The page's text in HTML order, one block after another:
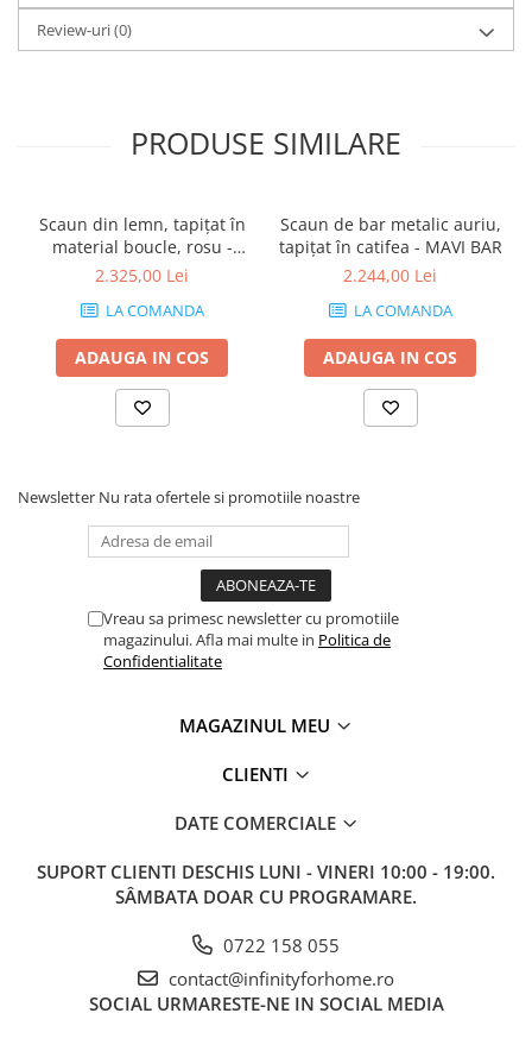
Review-uri(0)
PRODUSE SIMILARE
Scaun din lemn, tapițat în
material boucle, rosu -
MARY
2.325,00 Lei
LA COMANDA
ADAUGA IN COS
Scaun de bar metalic auriu,
tapițat în catifea - MAVI BAR
2.244,00 Lei
LA COMANDA
ADAUGA IN COS
Newsletter Nu rata ofertele si promotiile noastre
Vreau sa primesc newsletter cu promotiile
magazinului. Afla mai multe in Politica de
Confidentialitate
MAGAZINUL MEU
CLIENTI
DATE COMERCIALE
SUPORT CLIENTI DESCHIS LUNI - VINERI 10:00 - 19:00.
SÂMBATA DOAR CU PROGRAMARE.
0722 158 055
contact@infinityforhome.ro
SOCIAL URMARESTE-NE IN SOCIAL MEDIA